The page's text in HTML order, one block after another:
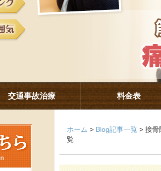
交通事故治療 料金表
ホーム > Blog記事一覧 > 接骨
覧